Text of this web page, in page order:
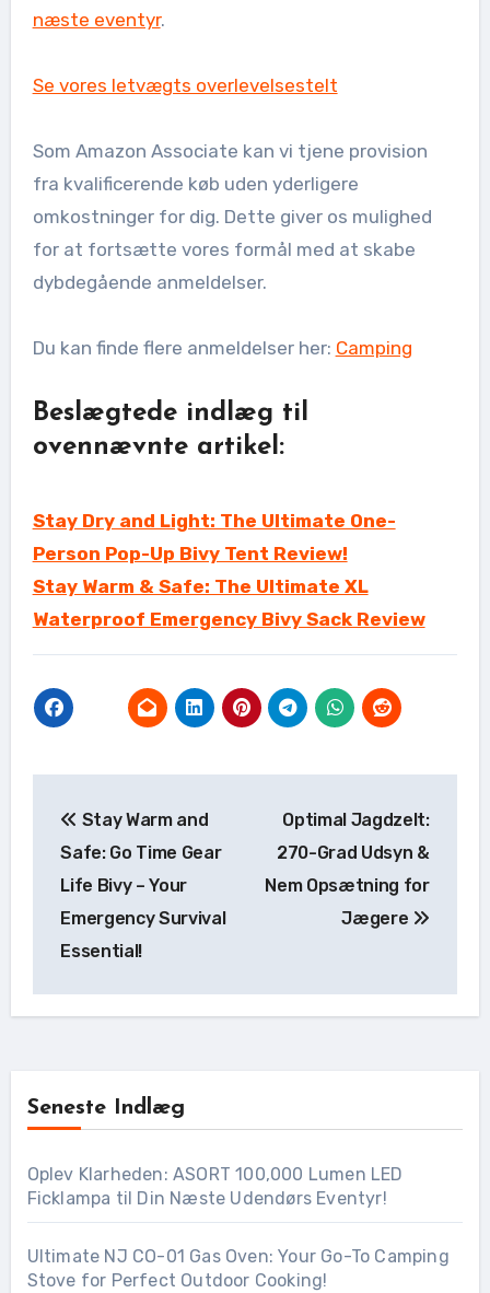
næste eventyr.
Se vores letvægts overlevelsestelt
Som Amazon Associate kan vi tjene provision
fra kvalificerende køb uden yderligere
omkostninger for dig. Dette giver os mulighed
for at fortsætte vores formål med at skabe
dybdegående anmeldelser.
Du kan finde flere anmeldelser her: Camping
Beslægtede indlæg til
ovennævnte artikel:
Stay Dry and Light: The Ultimate One-
Person Pop-Up Bivy Tent Review!
Stay Warm & Safe: The Ultimate XL
Waterproof Emergency Bivy Sack Review
Stay Warm and
Safe: Go Time Gear
Life Bivy – Your
Emergency Survival
Essential!
Optimal Jagdzelt:
270-Grad Udsyn &
Nem Opsætning for
Jægere
Seneste Indlæg
Oplev Klarheden: ASORT 100,000 Lumen LED
Ficklampa til Din Næste Udendørs Eventyr!
Ultimate NJ CO-01 Gas Oven: Your Go-To Camping
Stove for Perfect Outdoor Cooking!